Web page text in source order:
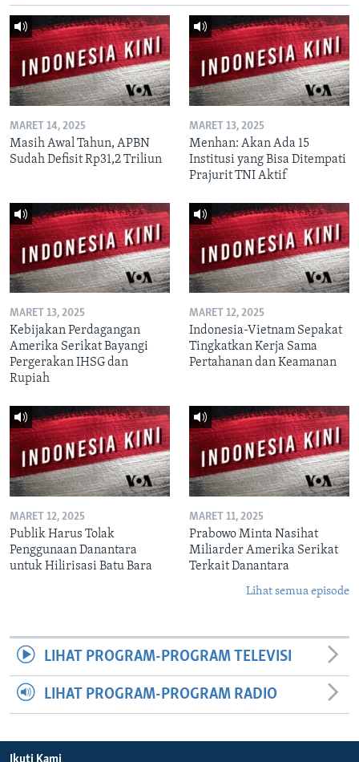
MARET 14, 2025
Masih Awal Tahun, APBN
Sudah Defisit Rp31,2 Triliun
MARET 13, 2025
Menhan: Akan Ada 15
Institusi yang Bisa Ditempati
Prajurit TNI Aktif
MARET 13, 2025
Kebijakan Perdagangan
Amerika Serikat Bayangi
Pergerakan IHSG dan
Rupiah
MARET 12, 2025
Indonesia-Vietnam Sepakat
Tingkatkan Kerja Sama
Pertahanan dan Keamanan
MARET 12, 2025
Publik Harus Tolak
Penggunaan Danantara
untuk Hilirisasi Batu Bara
MARET 11, 2025
Prabowo Minta Nasihat
Miliarder Amerika Serikat
Terkait Danantara
Lihat semua episode
LIHAT PROGRAM-PROGRAM TELEVISI
LIHAT PROGRAM-PROGRAM RADIO